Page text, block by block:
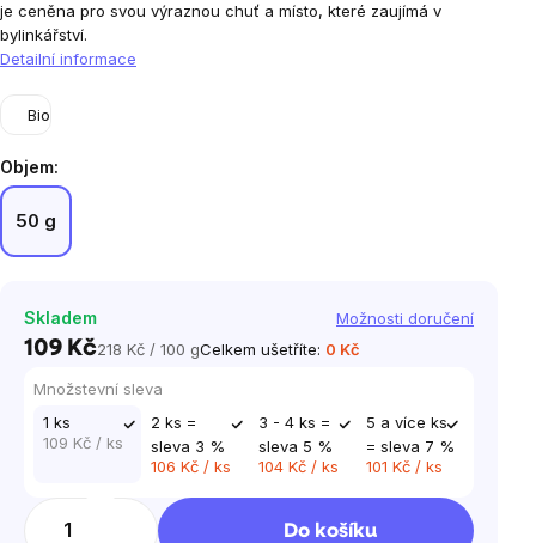
je ceněna pro svou výraznou chuť a místo, které zaujímá v
bylinkářství.
Detailní informace
Bio
Objem:
50 g
Skladem Možnosti doručení
109 KčMěrná
cena:
218 Kč / 100 gCelkem ušetříte: 0 Kč
Do košíku
Množstevní sleva
1 ks
109 Kč / ks
2 ks =
sleva 3 %
106 Kč / ks
3 - 4 ks =
sleva 5 %
104 Kč / ks
5 a více ks
= sleva 7 %
101 Kč / ks